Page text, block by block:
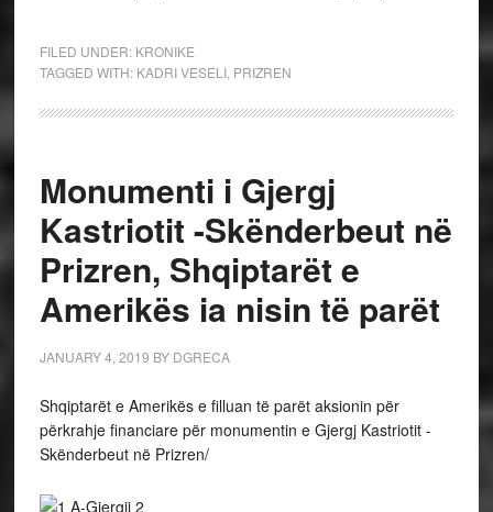
FILED UNDER: KRONIKE
TAGGED WITH: KADRI VESELI, PRIZREN
Monumenti i Gjergj
Kastriotit -Skënderbeut në
Prizren, Shqiptarët e
Amerikës ia nisin të parët
JANUARY 4, 2019 BY DGRECA
Shqiptarët e Amerikës e filluan të parët aksionin për
përkrahje financiare për monumentin e Gjergj Kastriotit -
Skënderbeut në Prizren/